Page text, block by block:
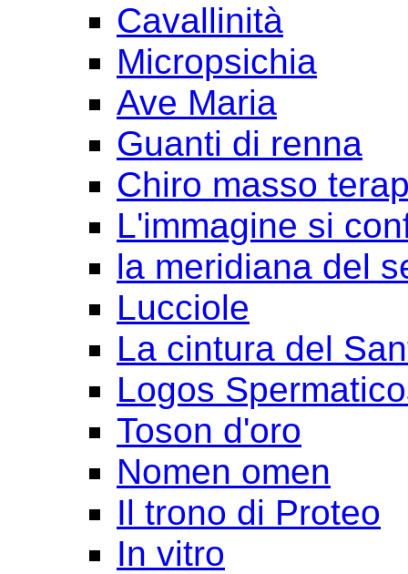
Cavallinità
Micropsichia
Ave Maria
Guanti di renna
Chiro masso
L'immagine si
la meridiana del
Lucciole
La cintura del
Logos
Toson d'oro
Nomen omen
Il trono di Proteo
In vitro